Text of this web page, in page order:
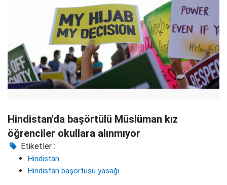
Hindistan'da başörtülü Müslüman kız
öğrenciler okullara alınmıyor
Etiketler :
Hindistan
Hindistan başörtüsü yasağı